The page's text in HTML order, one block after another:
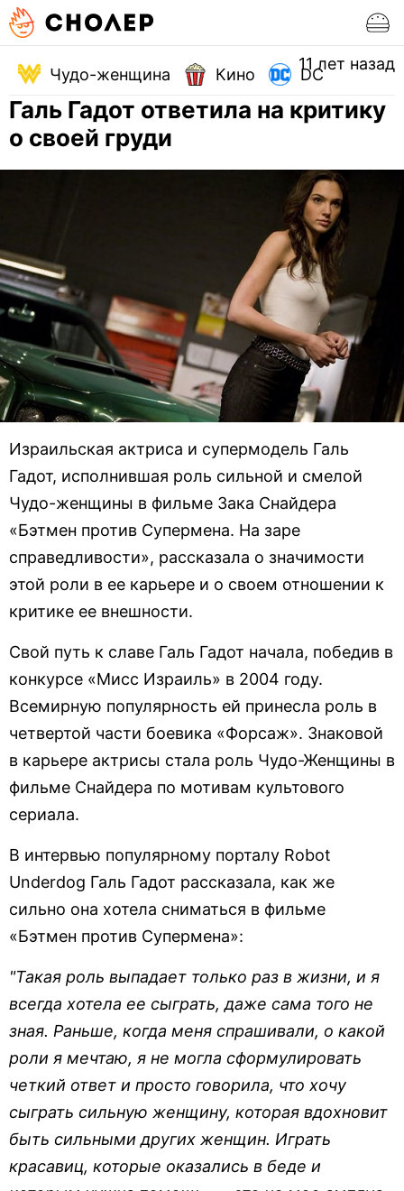
Чудо-женщина Кино DC
11 лет назад
Галь Гадот ответила на критику
о своей груди
Израильская актриса и супермодель Галь
Гадот, исполнившая роль сильной и смелой
Чудо-женщины в фильме Зака Снайдера
«Бэтмен против Супермена. На заре
справедливости», рассказала о значимости
этой роли в ее карьере и о своем отношении к
критике ее внешности.
Свой путь к славе Галь Гадот начала, победив в
конкурсе «Мисс Израиль» в 2004 году.
Всемирную популярность ей принесла роль в
четвертой части боевика «Форсаж». Знаковой
в карьере актрисы стала роль Чудо-Женщины в
фильме Снайдера по мотивам культового
сериала.
В интервью популярному порталу Robot
Underdog Галь Гадот рассказала, как же
сильно она хотела сниматься в фильме
«Бэтмен против Супермена»:
"Такая роль выпадает только раз в жизни, и я
всегда хотела ее сыграть, даже сама того не
зная. Раньше, когда меня спрашивали, о какой
роли я мечтаю, я не могла сформулировать
четкий ответ и просто говорила, что хочу
сыграть сильную женщину, которая вдохновит
быть сильными других женщин. Играть
красавиц, которые оказались в беде и